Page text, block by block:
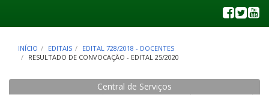
INÍCIO EDITAIS
EDITAL 728/2018 - DOCENTES
RESULTADO DE CONVOCAÇÃO - EDITAL 25/2020
Central de Serviços